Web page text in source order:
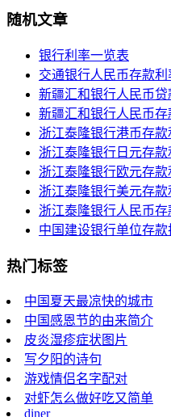
随机文章
银行利率一览表
交通银行人民币存款利
新疆汇和银行人民币贷
新疆汇和银行人民币存
浙江泰隆银行港币存款
浙江泰隆银行日元存款
浙江泰隆银行欧元存款
浙江泰隆银行美元存款
浙江泰隆银行人民币存
中国建设银行单位存款
热门标签
中国夏天最凉快的城市
中国感恩节的由来简介
皮炎湿疹症状图片
写夕阳的诗句
游戏情侣名字配对
对虾怎么做好吃又简单
diner